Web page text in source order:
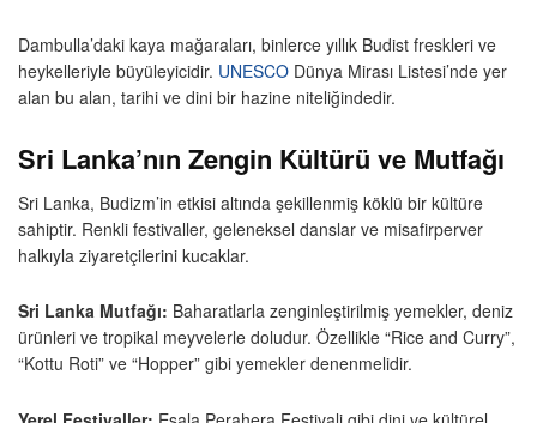
Dambulla’daki kaya mağaraları, binlerce yıllık Budist freskleri ve
heykelleriyle büyüleyicidir. UNESCO Dünya Mirası Listesi’nde yer
alan bu alan, tarihi ve dini bir hazine niteliğindedir.
Sri Lanka’nın Zengin Kültürü ve Mutfağı
Sri Lanka, Budizm’in etkisi altında şekillenmiş köklü bir kültüre
sahiptir. Renkli festivaller, geleneksel danslar ve misafirperver
halkıyla ziyaretçilerini kucaklar.
Sri Lanka Mutfağı: Baharatlarla zenginleştirilmiş yemekler, deniz
ürünleri ve tropikal meyvelerle doludur. Özellikle “Rice and Curry”,
“Kottu Roti” ve “Hopper” gibi yemekler denenmelidir.